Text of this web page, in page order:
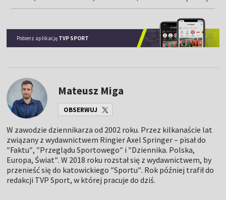
Pobierz aplikację TVP SPORT
Mateusz Miga
OBSERWUJ
W zawodzie dziennikarza od 2002 roku. Przez kilkanaście lat
związany z wydawnictwem Ringier Axel Springer – pisał do
″Faktu″, ″Przeglądu Sportowego″ i ″Dziennika. Polska,
Europa, Świat″. W 2018 roku rozstał się z wydawnictwem, by
przenieść się do katowickiego ″Sportu″. Rok później trafił do
redakcji TVP Sport, w której pracuje do dziś.